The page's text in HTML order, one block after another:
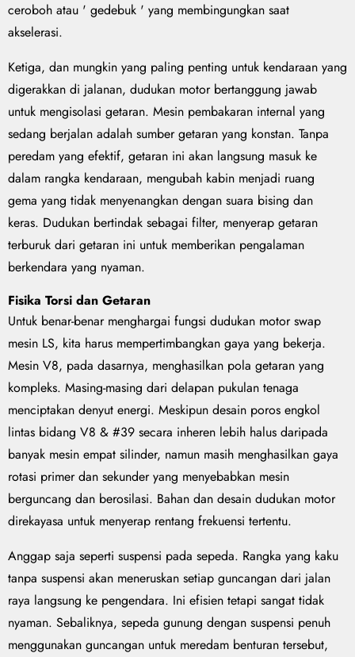
ceroboh atau ' gedebuk ' yang membingungkan saat
akselerasi.
Ketiga, dan mungkin yang paling penting untuk kendaraan yang
digerakkan di jalanan, dudukan motor bertanggung jawab
untuk mengisolasi getaran. Mesin pembakaran internal yang
sedang berjalan adalah sumber getaran yang konstan. Tanpa
peredam yang efektif, getaran ini akan langsung masuk ke
dalam rangka kendaraan, mengubah kabin menjadi ruang
gema yang tidak menyenangkan dengan suara bising dan
keras. Dudukan bertindak sebagai filter, menyerap getaran
terburuk dari getaran ini untuk memberikan pengalaman
berkendara yang nyaman.
Fisika Torsi dan Getaran
Untuk benar-benar menghargai fungsi dudukan motor swap
mesin LS, kita harus mempertimbangkan gaya yang bekerja.
Mesin V8, pada dasarnya, menghasilkan pola getaran yang
kompleks. Masing-masing dari delapan pukulan tenaga
menciptakan denyut energi. Meskipun desain poros engkol
lintas bidang V8 & #39 secara inheren lebih halus daripada
banyak mesin empat silinder, namun masih menghasilkan gaya
rotasi primer dan sekunder yang menyebabkan mesin
berguncang dan berosilasi. Bahan dan desain dudukan motor
direkayasa untuk menyerap rentang frekuensi tertentu.
Anggap saja seperti suspensi pada sepeda. Rangka yang kaku
tanpa suspensi akan meneruskan setiap guncangan dari jalan
raya langsung ke pengendara. Ini efisien tetapi sangat tidak
nyaman. Sebaliknya, sepeda gunung dengan suspensi penuh
menggunakan guncangan untuk meredam benturan tersebut,